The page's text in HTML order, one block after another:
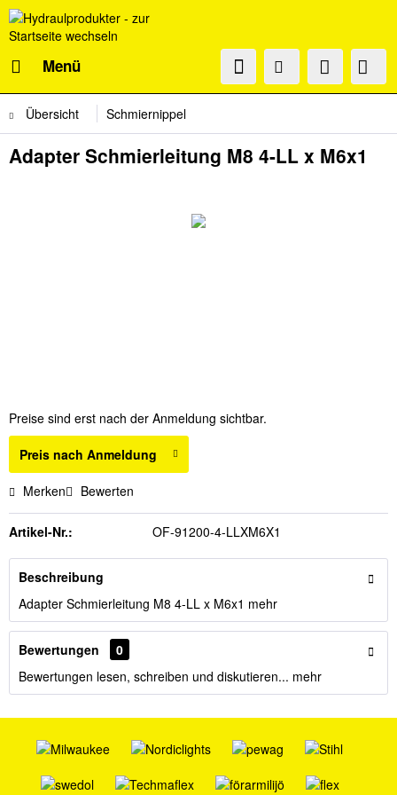
Menü
Übersicht Schmiernippel
Adapter Schmierleitung M8 4-LL x M6x1
Preise sind erst nach der Anmeldung sichtbar.
Preis nach Anmeldung
Merken Bewerten
Artikel-Nr.: OF-91200-4-LLXM6X1
Beschreibung
Adapter Schmierleitung M8 4-LL x M6x1 mehr
Bewertungen
0
Bewertungen lesen, schreiben und diskutieren... mehr